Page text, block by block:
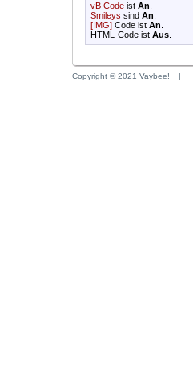
vB Code ist An
Smileys sind An
[IMG] Code ist An
HTML-Code ist Aus
Copyright © 2021 Vaybee! |